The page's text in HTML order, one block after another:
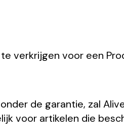
verkrijgen voor een
de garantie, zal
voor artikelen die